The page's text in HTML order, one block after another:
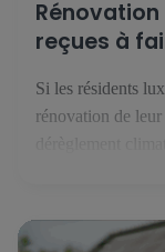
reçues à
Si les résidents
rénovation de
énergétique est